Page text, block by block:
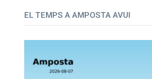
EL TEMPS A AMPOSTA AVUI